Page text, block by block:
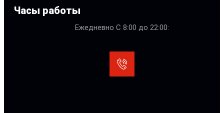
Часы работы
Ежедневно С 8:00 до 22:00: